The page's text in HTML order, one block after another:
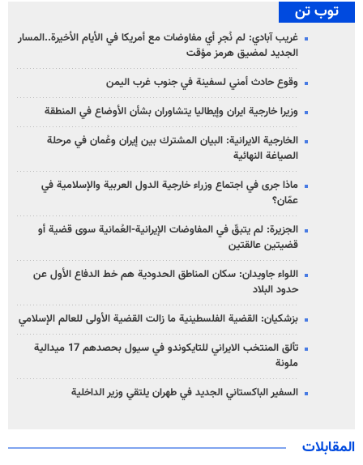
توب تن
غريب آبادي: لم نُجرِ أي مفاوضات مع أمريكا في الأيام الأخيرة..المسار
الجديد لمضيق هرمز مؤقت
وقوع حادث أمني لسفينة في جنوب غرب اليمن
وزيرا خارجية ايران وإيطاليا يتشاوران بشأن الأوضاع في المنطقة
الخارجية الايرانية: البيان المشترك بين إيران وعُمان في مرحلة
الصياغة النهائية
ماذا جرى في اجتماع وزراء خارجية الدول العربية والإسلامية في
عمّان؟
الجزيرة: لم يتبقّ في المفاوضات الإيرانية-العُمانية سوى قضية أو
قضيتين عالقتين
اللواء جاويدان: سكان المناطق الحدودية هم خط الدفاع الأول عن
حدود البلاد
بزشكيان: القضية الفلسطينية ما زالت القضية الأولى للعالم الإسلامي
تألق المنتخب الايراني للتايكوندو في سيول بحصدهم 17 ميدالية
ملونة
السفير الباكستاني الجديد في طهران يلتقي وزير الداخلية
المقابلات